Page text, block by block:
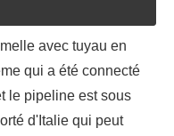
avec tuyau en
qui a été connecté
le pipeline est sous
d'Italie qui peut